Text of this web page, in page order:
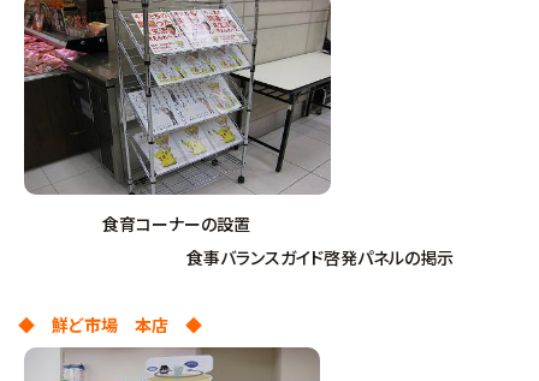
食育コーナーの設置
食事バランスガイド啓発パネルの掲示
◆ 鮮ど市場 本店 ◆